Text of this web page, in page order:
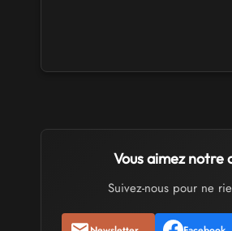
Virtual Calais - salon du jeu
numériques 2026
SALONS & CONVENTIONS GEEKS
Trolls et Légendes 2027
CULTURE JAPONAISE ET OTAKU
Vous aimez notre
Suivez-nous pour ne